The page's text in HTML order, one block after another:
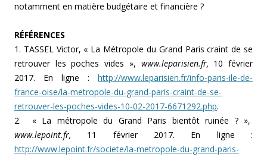
notamment en matière budgétaire et financière ?
RÉFÉRENCES
1. TASSEL Victor, « La Métropole du Grand Paris craint de se
retrouver les poches vides », www.leparisien.fr, 10 février
2017. En ligne : http://www.leparisien.fr/info-paris-ile-de-
france-oise/la-metropole-du-grand-paris-craint-de-se-
retrouver-les-poches-vides-10-02-2017-6671292.php.
2. « La métropole du Grand Paris bientôt ruinée ? »,
www.lepoint.fr, 11 février 2017. En ligne :
http://www.lepoint.fr/societe/la-metropole-du-grand-paris-